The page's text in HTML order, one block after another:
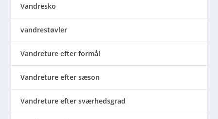
Vandresko
vandrestøvler
Vandreture efter formål
Vandreture efter sæson
Vandreture efter sværhedsgrad